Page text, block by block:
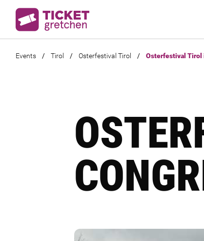
Events / Tirol / Osterfestival Tirol / Osterfestival Tirol